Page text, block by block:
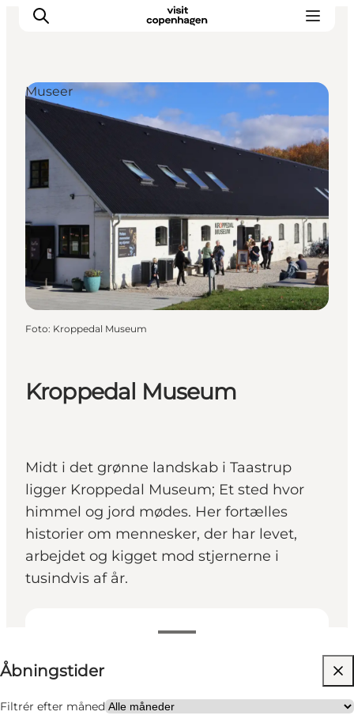
This is Copenhagen
Aktiviteter
Spis & drik
Områder
Planlæg din tur
CopenPay
Copenhagen Card
Kroppedal Museum
Midt i det grønne landskab i Taastrup
ligger Kroppedal Museum; Et sted hvor
himmel og jord mødes. Her fortælles
historier om mennesker, der har levet,
arbejdet og kigget mod stjernerne i
tusindvis af år.
Åbningstider
Filtrér efter måned
Besøg hjemmeside
Museer
Foto: Kroppedal Museum